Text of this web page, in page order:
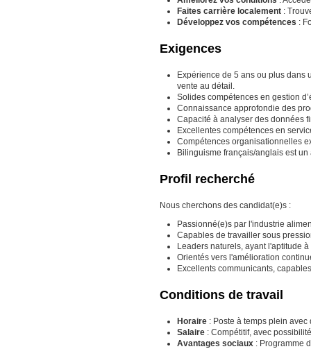
Faites carrière localement :
Développez vos compétences :
Exigences
Expérience de 5 ans ou plus dans
vente au détail.
Solides compétences en gestion
Connaissance approfondie des
Capacité à analyser des données
Excellentes compétences en
Compétences organisationnelles
Bilinguisme français/anglais est un
Profil recherché
Nous cherchons des candidat(e)s :
Passionné(e)s par l'industrie
Capables de travailler sous
Leaders naturels, ayant l'aptitude
Orientés vers l'amélioration
Excellents communicants,
Conditions de travail
Horaire : Poste à temps plein
Salaire : Compétitif, avec
Avantages sociaux : Programme